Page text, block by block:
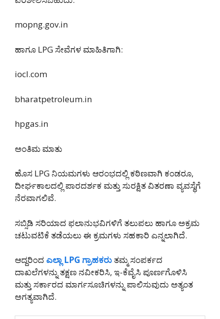
mopng.gov.in
ಹಾಗೂ LPG ಸೇವೆಗಳ ಮಾಹಿತಿಗಾಗಿ:
iocl.com
bharatpetroleum.in
hpgas.in
ಅಂತಿಮ ಮಾತು
ಹೊಸ LPG ನಿಯಮಗಳು ಆರಂಭದಲ್ಲಿ ಕಠಿಣವಾಗಿ ಕಂಡರೂ,
ದೀರ್ಘಕಾಲದಲ್ಲಿ ಪಾರದರ್ಶಕ ಮತ್ತು ಸುರಕ್ಷಿತ ವಿತರಣಾ ವ್ಯವಸ್ಥೆಗೆ
ನೆರವಾಗಲಿವೆ.
ಸಬ್ಸಿಡಿ ಸರಿಯಾದ ಫಲಾನುಭವಿಗಳಿಗೆ ತಲುಪಲು ಹಾಗೂ ಅಕ್ರಮ
ಚಟುವಟಿಕೆ ತಡೆಯಲು ಈ ಕ್ರಮಗಳು ಸಹಕಾರಿ ಎನ್ನಲಾಗಿದೆ.
ಆದ್ದರಿಂದ ಎಲ್ಲಾ LPG ಗ್ರಾಹಕರುತಮ್ಮ ಸಂಪರ್ಕದ
ದಾಖಲೆಗಳನ್ನು ತಕ್ಷಣ ನವೀಕರಿಸಿ, ಇ-ಕೆವೈಸಿ ಪೂರ್ಣಗೊಳಿಸಿ
ಮತ್ತು ಸರ್ಕಾರದ ಮಾರ್ಗಸೂಚಿಗಳನ್ನು ಪಾಲಿಸುವುದು ಅತ್ಯಂತ
ಅಗತ್ಯವಾಗಿದೆ.